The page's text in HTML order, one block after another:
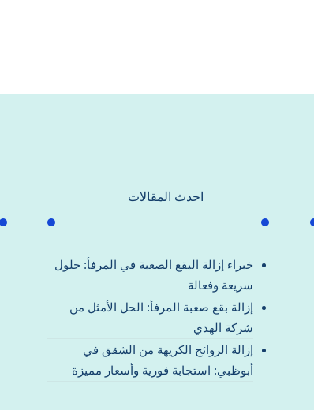
احدث المقالات
خبراء إزالة البقع الصعبة في المرفأ: حلول
سريعة وفعالة
إزالة بقع صعبة المرفأ: الحل الأمثل من
شركة الهدي
إزالة الروائح الكريهة من الشقق في
أبوظبي: استجابة فورية وأسعار مميزة